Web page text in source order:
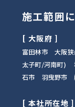
施工範囲
[ 大阪府 ]
富田林市 大阪
太子町/河南町)
石市 羽曳野市
[ 本社所在地 ]